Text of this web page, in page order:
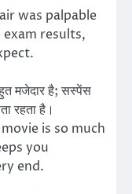
was palpable
results,
मजेदार है; सस्पेंस
रहता है।
is so much
you
end.